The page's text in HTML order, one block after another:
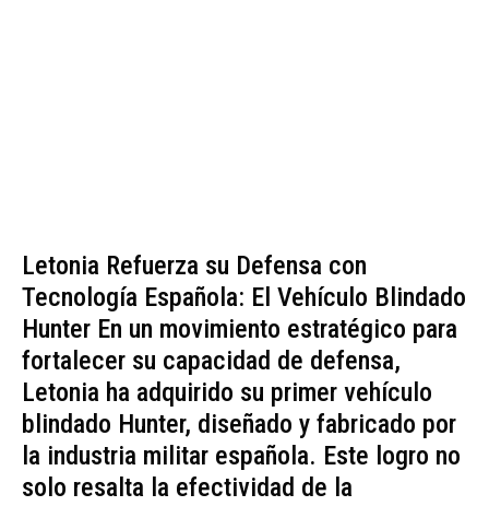
Letonia Refuerza su Defensa con
Tecnología Española: El Vehículo Blindado
Hunter En un movimiento estratégico para
fortalecer su capacidad de defensa,
Letonia ha adquirido su primer vehículo
blindado Hunter, diseñado y fabricado por
la industria militar española. Este logro no
solo resalta la efectividad de la